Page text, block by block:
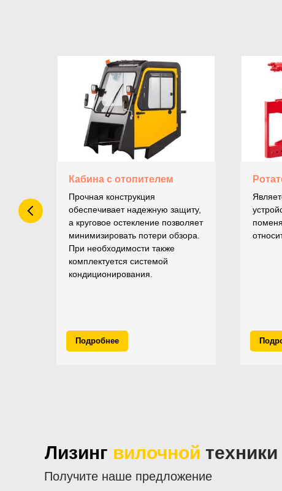
Кабина с отопителем
Прочная конструкция
обеспечивает надежную защиту,
а круговое остекление позволяет
минимизировать потери обзора.
При необходимости также
комплектуется системой
кондиционирования.
Подробнее
Лизинг вилочной техники
Получите наше предложение